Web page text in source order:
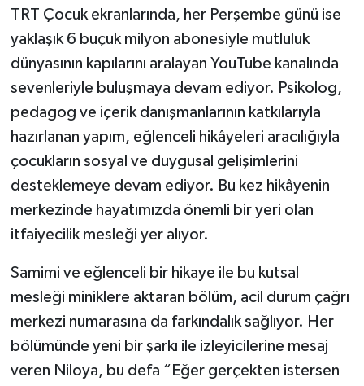
TRT Çocuk ekranlarında, her Perşembe günü ise
yaklaşık 6 buçuk milyon abonesiyle mutluluk
dünyasının kapılarını aralayan YouTube kanalında
sevenleriyle buluşmaya devam ediyor. Psikolog,
pedagog ve içerik danışmanlarının katkılarıyla
hazırlanan yapım, eğlenceli hikâyeleri aracılığıyla
çocukların sosyal ve duygusal gelişimlerini
desteklemeye devam ediyor. Bu kez hikâyenin
merkezinde hayatımızda önemli bir yeri olan
itfaiyecilik mesleği yer alıyor.
Samimi ve eğlenceli bir hikaye ile bu kutsal
mesleği miniklere aktaran bölüm, acil durum çağrı
merkezi numarasına da farkındalık sağlıyor. Her
bölümünde yeni bir şarkı ile izleyicilerine mesaj
veren Niloya, bu defa “Eğer gerçekten istersen